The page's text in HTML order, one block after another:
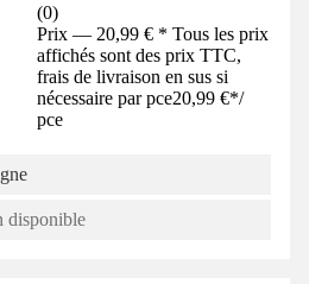
(0)
Prix — 20,99 € * Tous les prix
affichés sont des prix TTC,
frais de livraison en sus si
nécessaire par pce20,99 €*/
pce
disponible